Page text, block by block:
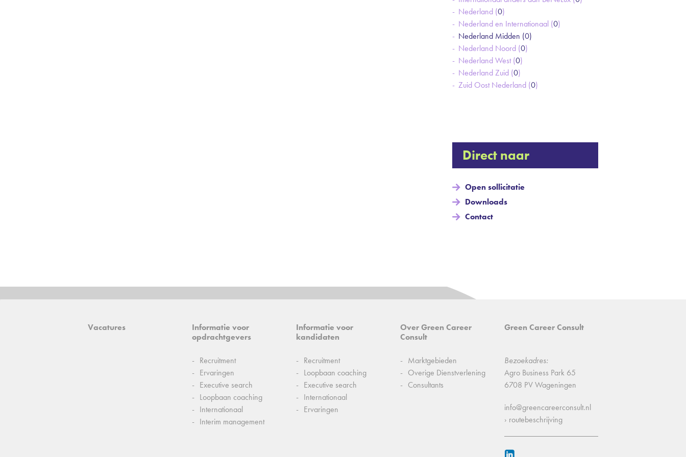
Nederland (0)
Nederland en Internationaal (0)
Nederland Midden (0)
Nederland Noord (0)
Nederland West (0)
Nederland Zuid (0)
Zuid Oost Nederland (0)
Direct naar
Open sollicitatie
Downloads
Contact
Vacatures
Informatie voor
opdrachtgevers
Recruitment
Ervaringen
Executive search
Loopbaan coaching
Internationaal
Interim management
Informatie voor
kandidaten
Recruitment
Loopbaan coaching
Executive search
Internationaal
Ervaringen
Over Green Career
Consult
Marktgebieden
Overige Dienstverlening
Consultants
Green Career Consult
Bezoekadres:
Agro Business Park 65
6708 PV Wageningen
info@greencareerconsult.nl
› routebeschrijving